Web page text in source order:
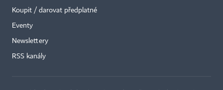
Koupit / darovat předplatné
Eventy
Newslettery
RSS kanály